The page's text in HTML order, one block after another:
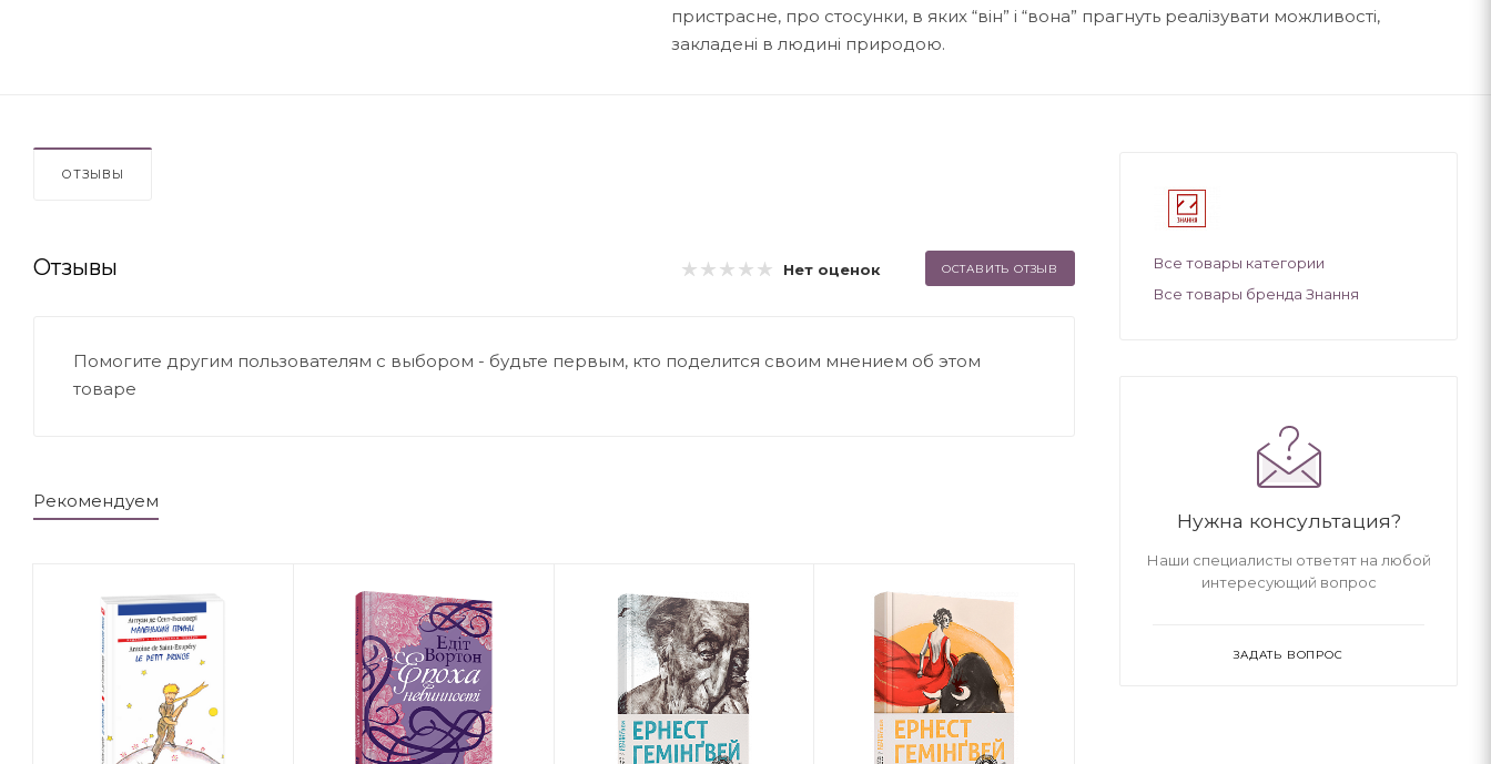
пристрасне, про стосунки, в яких “він” і “вона” прагнуть реалізувати можливості,
закладені в людині природою.
ОТЗЫВЫ
Отзывы Нет оценок ОСТАВИТЬ ОТЗЫВ
Помогите другим пользователям с выбором - будьте первым, кто поделится своим мнением об этом
товаре
Рекомендуем
Все товары категории
Все товары бренда Знання
Нужна консультация?
Наши специалисты ответят на любой
интересующий вопрос
ЗАДАТЬ ВОПРОС